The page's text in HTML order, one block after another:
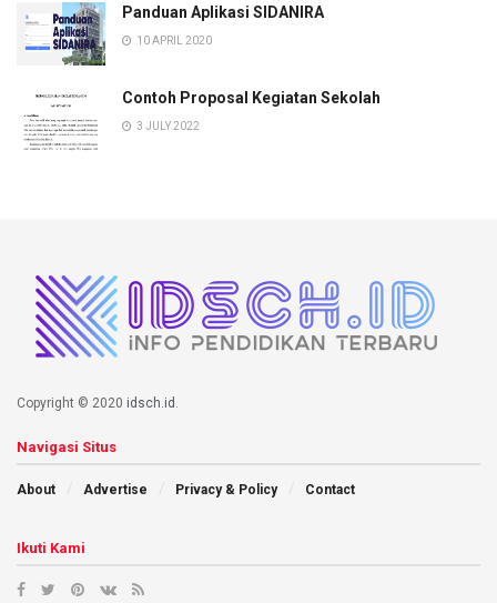
Panduan Aplikasi SIDANIRA
10 APRIL 2020
Contoh Proposal Kegiatan Sekolah
3 JULY 2022
Copyright © 2020 idsch.id
Navigasi Situs
About Advertise Privacy & Policy Contact
Ikuti Kami